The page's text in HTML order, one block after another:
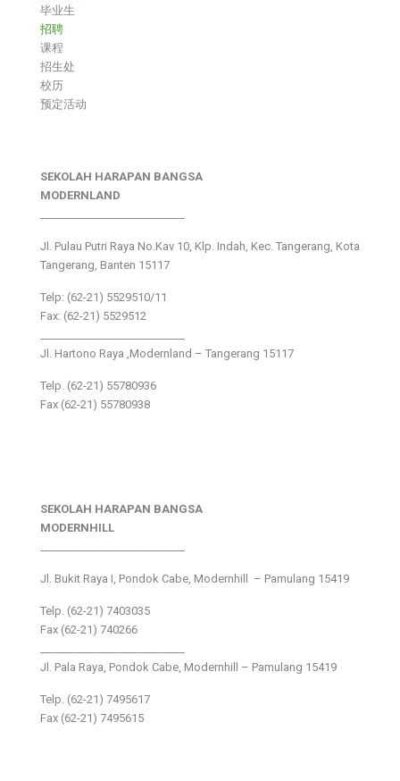
毕业生
招聘
课程
招生处
校历
预定活动
SEKOLAH HARAPAN BANGSA
MODERNLAND
Jl. Pulau Putri Raya No.Kav 10, Klp. Indah, Kec. Tangerang, Kota
Tangerang, Banten 15117
Telp: (62-21) 5529510/11
Fax: (62-21) 5529512
Jl. Hartono Raya ,Modernland – Tangerang 15117
Telp. (62-21) 55780936
Fax (62-21) 55780938
SEKOLAH HARAPAN BANGSA
MODERNHILL
Jl. Bukit Raya I, Pondok Cabe, Modernhill – Pamulang 15419
Telp. (62-21) 7403035
Fax (62-21) 740266
Jl. Pala Raya, Pondok Cabe, Modernhill – Pamulang 15419
Telp. (62-21) 7495617
Fax (62-21) 7495615